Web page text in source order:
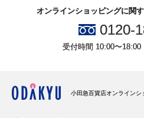
オンラインショッピングに関
0120-
受付時間 10:00〜18:00
小田急百貨店オンラインシ